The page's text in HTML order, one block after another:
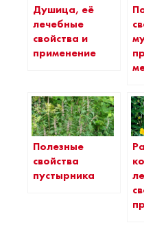
Душица, её
лечебные
свойства и
применение
Полезные
свойства
пустырника